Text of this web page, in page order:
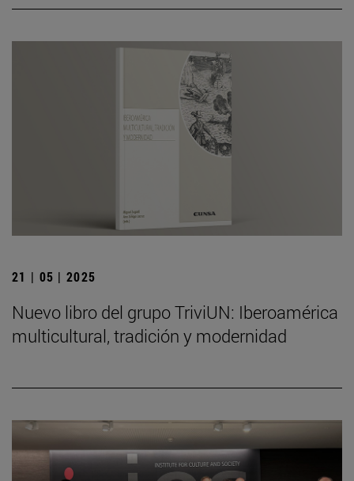
21 | 05 | 2025
Nuevo libro del grupo TriviUN: Iberoamérica
multicultural, tradición y modernidad